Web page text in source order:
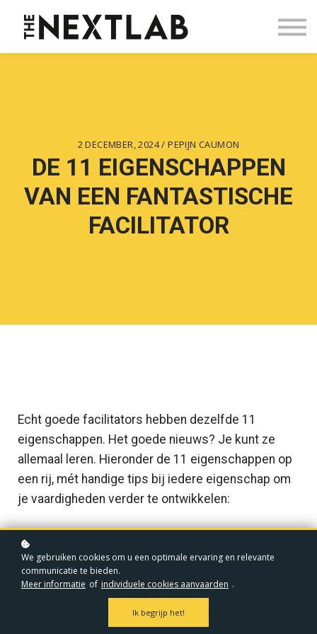
Blog
Contact
2 DECEMBER, 2024 / PEPIJN CAUMON
DE 11 EIGENSCHAPPEN
VAN EEN FANTASTISCHE
FACILITATOR
Echt goede facilitators hebben dezelfde 11
eigenschappen. Het goede nieuws? Je kunt ze
allemaal leren. Hieronder de 11 eigenschappen op
een rij, mét handige tips bij iedere eigenschap om
je vaardigheden verder te ontwikkelen:
#1 ONAFHANKELIJK ZIJN
Een geweldige facilitator begeleidt de groep door
het ruige terrein van creativiteit en besluitvorming.
Zij raakt nooit, maar dan ook nooit betrokken bij de
inhoud van de discussie. Het is de rol van de
We gebruiken cookies om u een optimale ervaring en relevante
communicatie te bieden.
Meer informatie of individuele cookies aanvaarden .
Ik begrijp het!